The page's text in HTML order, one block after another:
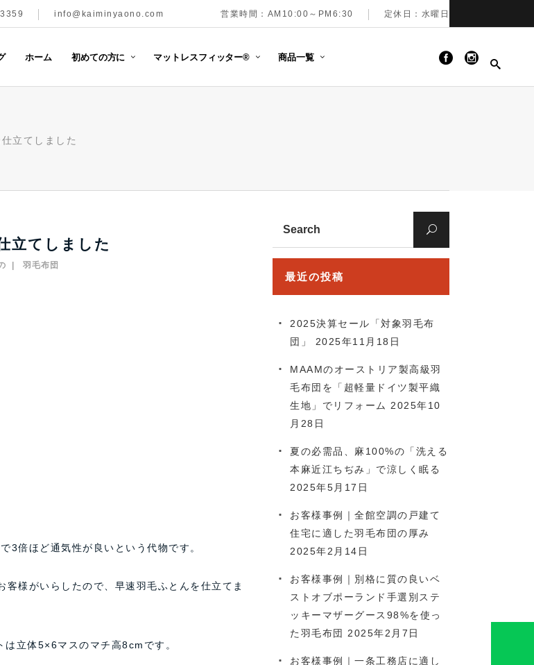
info@kaiminyaono.com 営業時間：AM10:00～PM6:30 定休日：水曜日
ホーム 初めての方に マットレスフィッター®︎ 商品一覧
立てしました
立てしました
羽毛布団
3倍ほど通気性が良いという代物です。
様がいらしたので、早速羽毛ふとんを仕立てま
立体5×6マスのマチ高8cmです。
最近の投稿
2025決算セール「対象羽毛布
団」
2025年11月18日
MAAMのオーストリア製高級羽
毛布団を「超軽量ドイツ製平織
生地」でリフォーム
2025年10
月28日
夏の必需品、麻100%の「洗える
本麻近江ちぢみ」で涼しく眠る
2025年5月17日
お客様事例｜全館空調の戸建て
住宅に適した羽毛布団の厚み
2025年2月14日
お客様事例｜別格に質の良いベ
ストオブポーランド手選別ステ
ッキーマザーグース98%を使っ
た羽毛布団
2025年2月7日
お客様事例｜一条工務店に適し